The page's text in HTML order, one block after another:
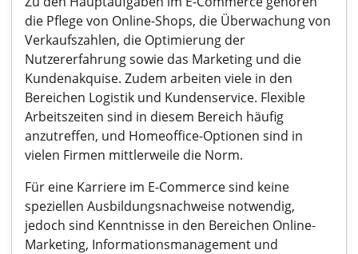
die Pflege von Online-Shops, die Überwachung von
Verkaufszahlen, die Optimierung der
Nutzererfahrung sowie das Marketing und die
Kundenakquise. Zudem arbeiten viele in den
Bereichen Logistik und Kundenservice. Flexible
Arbeitszeiten sind in diesem Bereich häufig
anzutreffen, und Homeoffice-Optionen sind in
vielen Firmen mittlerweile die Norm.
Für eine Karriere im E-Commerce sind keine
speziellen Ausbildungsnachweise notwendig,
jedoch sind Kenntnisse in den Bereichen Online-
Marketing, Informationsmanagement und